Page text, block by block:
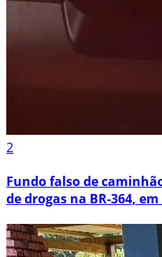
2
Fundo falso de
de drogas na BR-364,